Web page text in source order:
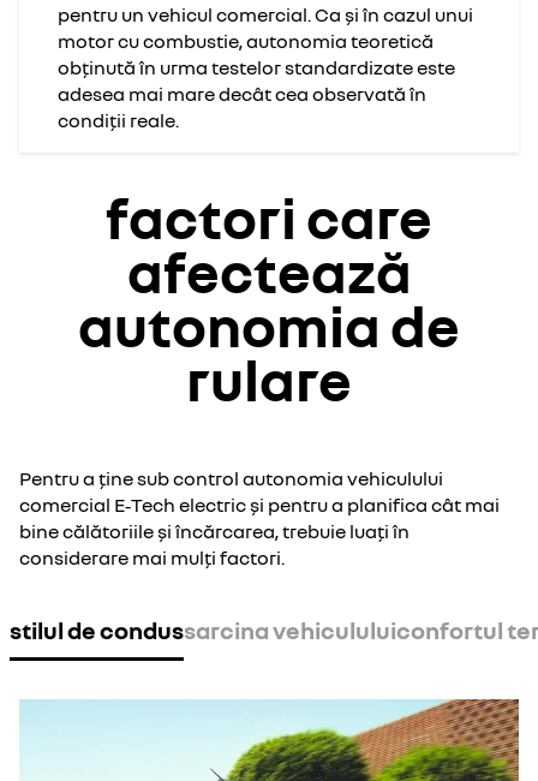
pentru un vehicul comercial. Ca și în cazul unui
motor cu combustie, autonomia teoretică
obținută în urma testelor standardizate este
adesea mai mare decât cea observată în
condiții reale.
factori care
afectează
autonomia de
rulare
Pentru a ține sub control autonomia vehiculului
comercial E‑Tech electric și pentru a planifica cât mai
bine călătoriile și încărcarea, trebuie luați în
considerare mai mulți factori.
stilul de condussarcina vehicululuiconfortul